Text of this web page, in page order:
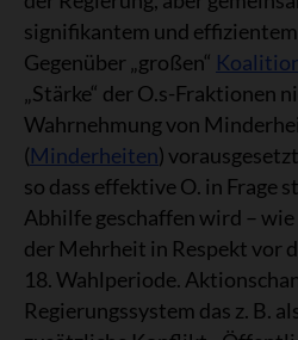
signifikantem und
Gegenüber „großen“
„Stärke“ der O.s-Fraktionen
Wahrnehmung von
(Minderheiten)
so dass effektive O. in Frage
Abhilfe geschaffen wird – wie
der Mehrheit in Respekt vor
18. Wahlperiode.
Regierungssystem das z. B.